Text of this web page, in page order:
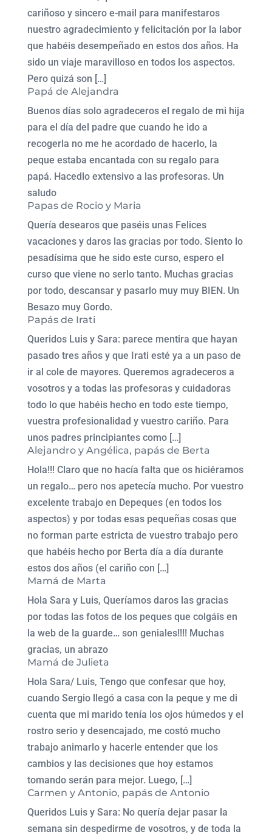
cariñoso y sincero e-mail para manifestaros
nuestro agradecimiento y felicitación por la labor
que habéis desempeñado en estos dos años. Ha
sido un viaje maravilloso en todos los aspectos.
Pero quizá son […]
Papá de Alejandra
Buenos días solo agradeceros el regalo de mi hija
para el día del padre que cuando he ido a
recogerla no me he acordado de hacerlo, la
peque estaba encantada con su regalo para
papá. Hacedlo extensivo a las profesoras. Un
saludo
Papas de Rocio y Maria
Quería desearos que paséis unas Felices
vacaciones y daros las gracias por todo. Siento lo
pesadísima que he sido este curso, espero el
curso que viene no serlo tanto. Muchas gracias
por todo, descansar y pasarlo muy muy BIEN. Un
Besazo muy Gordo.
Papás de Irati
Queridos Luis y Sara: parece mentira que hayan
pasado tres años y que Irati esté ya a un paso de
ir al cole de mayores. Queremos agradeceros a
vosotros y a todas las profesoras y cuidadoras
todo lo que habéis hecho en todo este tiempo,
vuestra profesionalidad y vuestro cariño. Para
unos padres principiantes como […]
Alejandro y Angélica, papás de Berta
Hola!!! Claro que no hacía falta que os hiciéramos
un regalo… pero nos apetecía mucho. Por vuestro
excelente trabajo en Depeques (en todos los
aspectos) y por todas esas pequeñas cosas que
no forman parte estricta de vuestro trabajo pero
que habéis hecho por Berta día a día durante
estos dos años (el cariño con […]
Mamá de Marta
Hola Sara y Luis, Queríamos daros las gracias
por todas las fotos de los peques que colgáis en
la web de la guarde… son geniales!!!! Muchas
gracias, un abrazo
Mamá de Julieta
Hola Sara/ Luis, Tengo que confesar que hoy,
cuando Sergio llegó a casa con la peque y me di
cuenta que mi marido tenía los ojos húmedos y el
rostro serio y desencajado, me costó mucho
trabajo animarlo y hacerle entender que los
cambios y las decisiones que hoy estamos
tomando serán para mejor. Luego, […]
Carmen y Antonio, papás de Antonio
Queridos Luis y Sara: No quería dejar pasar la
semana sin despedirme de vosotros, y de toda la